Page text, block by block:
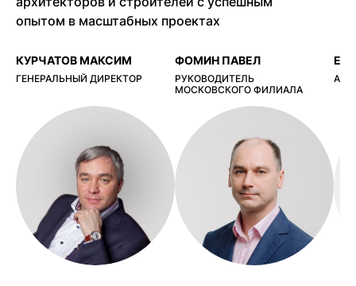
опытом в масштабных проектах
КУРЧАТОВ МАКСИМ
ГЕНЕРАЛЬНЫЙ ДИРЕКТОР
ФОМИН ПАВЕЛ
РУКОВОДИТЕЛЬ
МОСКОВСКОГО ФИЛИАЛА